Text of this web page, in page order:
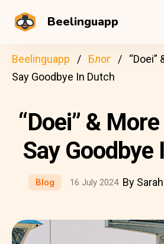
Beelinguapp
Beelinguapp Блог
“Doei”
Say Goodbye In Dutch
“Doei” &
Say Goodbye
Blog 16 July 2024 By